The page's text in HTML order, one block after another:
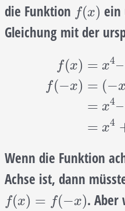
die Funktion f(x)
f(x)
ein
Gleichung mit der
f(x)
f(−x)
= x4–
= (−x
= x4–
= x4
f( x) x4– 3+ 1 f(
Wenn die Funktion
Achse ist, dann
f(x) = f(−x)
f(x)=f (−x )
. Aber